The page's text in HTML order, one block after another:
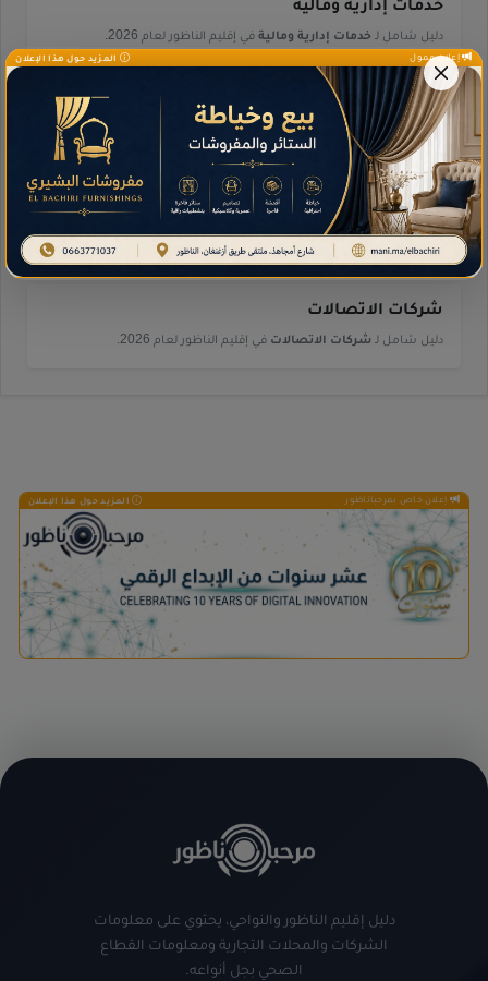
خدمات إدارية ومالية
دليل شامل لـ خدمات إدارية ومالية في إقليم الناظور لعام 2026.
خدمات النقل
دليل شامل لـخدمات النقل في إقليم الناظور لعام 2026.
رياضة
دليل شامل لـرياضةفي إقليم الناظور لعام 2026.
شركات الاتصالات
دليل شامل لـ شركات الاتصالات في إقليم الناظور لعام 2026.
إعلان خاص بمرحباناظور المزيد حول هذا الإعلان
دليل إقليم الناظور والنواحي، يحتوي على معلومات
الشركات والمحلات التجارية ومعلومات القطاع
الصحي بجل أنواعه.
إعلان ممول المزيد حول هذا الإعلان